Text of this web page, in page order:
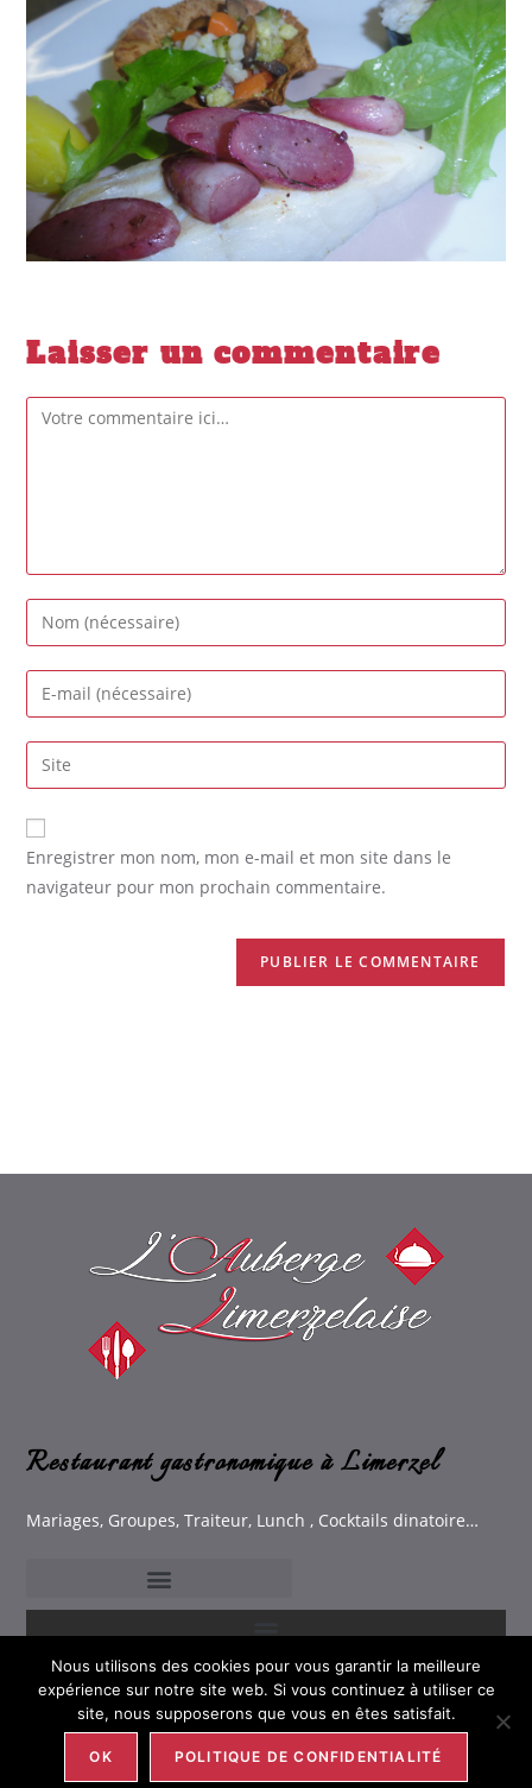
Laisser un commentaire
Enregistrer mon nom, mon e-mail et mon site dans le
navigateur pour mon prochain commentaire.
Restaurant gastronomique à Limerzel
Mariages, Groupes, Traiteur, Lunch , Cocktails dinatoire…
© 2021 Tous Droits Réservés
Nous utilisons des cookies pour vous garantir la meilleure
expérience sur notre site web. Si vous continuez à utiliser ce
site, nous supposerons que vous en êtes satisfait.
OK POLITIQUE DE CONFIDENTIALITÉ